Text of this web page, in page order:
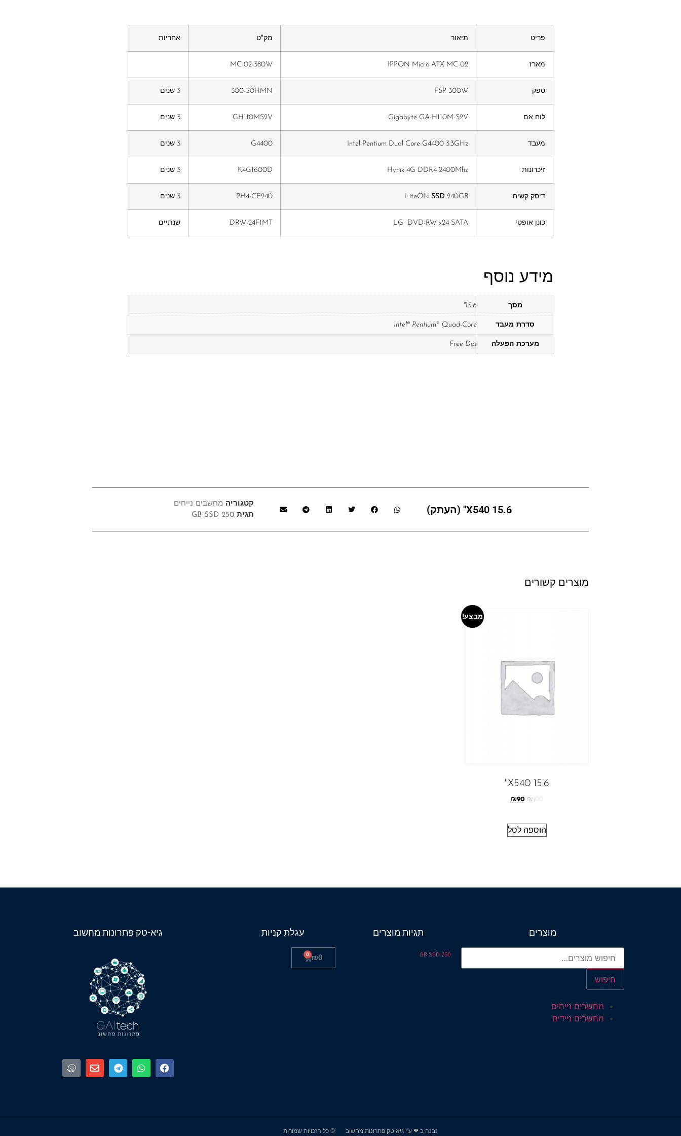
פריט תיאור מק"ט אחריות
מארז IPPON Micro ATX MC-02
MC-02-380W
ספק FSP 300W
300-50HMN 3 שנים
לוח אם Gigabyte GA-H110M-S2V
GH110MS2V 3 שנים
מעבד Intel Pentium Dual Core G4400 3.3GHz
G4400 3 שנים
זיכרונות Hynix 4G DDR4 2400Mhz
K4G1600D 3 שנים
דיסק קשיח LiteON SSD 240GB
PH4-CE240 3 שנים
כונן אופטי LG DVD-RW x24 SATA
DRW-24F1MT שנתיים
מידע נוסף
מסך 15.6"
סדרת מעבד Intel® Pentium® Quad-Core
מערכת הפעלה Free Dos
X540 15.6" (העתק) קטגוריה מחשבים נייחים
תגית 250 GB SSD
מוצרים קשורים
מבצע!
X540 15.6"
₪100
₪90
הוספה לסל
מוצרים
חיפוש
מחשבים נייחים
מחשבים ניידים
תגיות מוצרים
250 GB SSD
עגלת קניות
₪0
0
גיא-טק פתרונות מחשוב
נבנה ב ❤ ע"י גיא טק פתרונות מחשוב © כל הזכויות שמורות